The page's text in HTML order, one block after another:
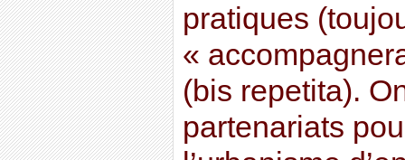
pratiques
«
(bis repetita).
partenariats